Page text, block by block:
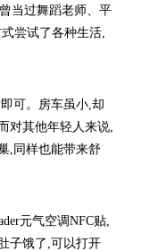
当过舞蹈老师、平
尝试了各种生活,
可。房车虽小,却
对其他年轻人来说,
,同样也能带来舒
元气空调NFC贴,
子饿了,可以打开